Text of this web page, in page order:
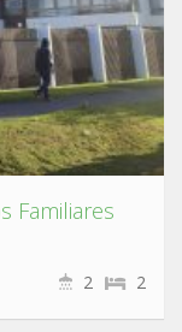
Familiares
2
2